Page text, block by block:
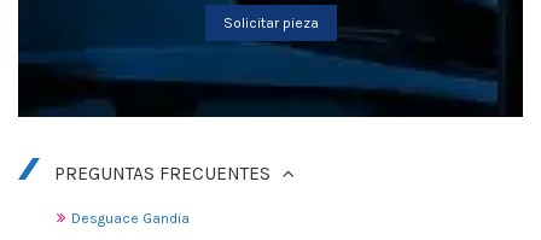
Solicitar pieza
PREGUNTAS FRECUENTES
Desguace Gandia